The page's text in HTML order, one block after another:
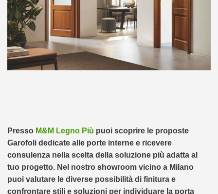
Presso M&M Legno Più puoi scoprire le proposte
Garofoli dedicate alle porte interne e ricevere
consulenza nella scelta della soluzione più adatta al
tuo progetto. Nel nostro showroom vicino a Milano
puoi valutare le diverse possibilità di finitura e
confrontare stili e soluzioni per individuare la porta